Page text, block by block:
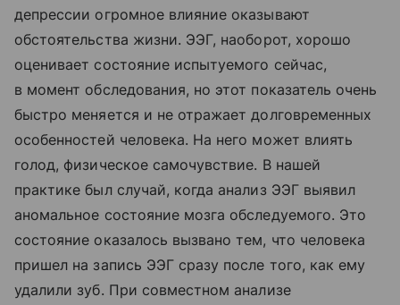
депрессии огромное влияние оказывают
обстоятельства жизни. ЭЭГ, наоборот, хорошо
оценивает состояние испытуемого сейчас,
в момент обследования, но этот показатель очень
быстро меняется и не отражает долговременных
особенностей человека. На него может влиять
голод, физическое самочувствие. В нашей
практике был случай, когда анализ ЭЭГ выявил
аномальное состояние мозга обследуемого. Это
состояние оказалось вызвано тем, что человека
пришел на запись ЭЭГ сразу после того, как ему
удалили зуб. При совместном анализе